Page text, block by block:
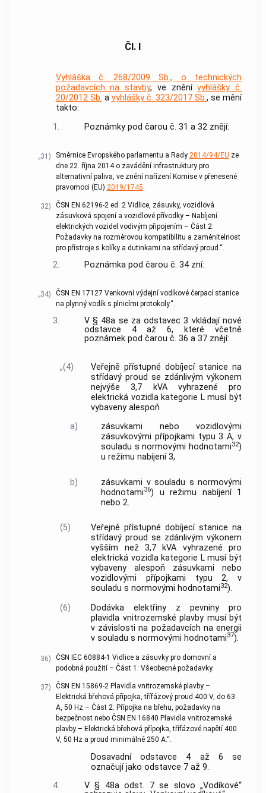
Čl. I
Vyhláška č. 268/2009 Sb., o technických
požadavcích na stavby, ve zněnívyhlášky č.
20/2012 Sb. a vyhlášky č. 323/2017 Sb., se mění
takto:
1.
Poznámky pod čarou č. 31 a 32 znějí:
„31) Směrnice Evropského parlamentu a Rady 2014/94/EU ze
dne 22. října 2014 o zavádění infrastruktury pro
alternativní paliva, ve znění nařízení Komise v přenesené
pravomoci (EU) 2019/1745.
32)
ČSN EN 62196-2 ed. 2 Vidlice, zásuvky, vozidlová
zásuvková spojení a vozidlové přívodky – Nabíjení
elektrických vozidel vodivým připojením – Část 2:
Požadavky na rozměrovou kompatibilitu a zaměnitelnost
pro přístroje s kolíky a dutinkami na střídavý proud.“.
2. Poznámka pod čarou č. 34 zní:
„34)
ČSN EN 17127 Venkovní výdejní vodíkové čerpací stanice
na plynný vodík s plnicími protokoly.“.
3.
V § 48a se za odstavec 3 vkládají nové
odstavce 4 až 6, které včetně
poznámek pod čarou č. 36 a 37 znějí:
„(4)
Veřejně přístupné dobíjecí stanice na
střídavý proud se zdánlivým výkonem
nejvýše 3,7 kVA vyhrazené pro
elektrická vozidla kategorie L musí být
vybaveny alespoň
a)
zásuvkami nebo vozidlovými
zásuvkovými přípojkami typu 3 A, v
souladu s normovými hodnotami32)
u režimu nabíjení 3,
b)
zásuvkami v souladu s normovými
hodnotami36) u režimu nabíjení 1
nebo 2.
(5)
Veřejně přístupné dobíjecí stanice na
střídavý proud se zdánlivým výkonem
vyšším než 3,7 kVA vyhrazené pro
elektrická vozidla kategorie L musí být
vybaveny alespoň zásuvkami nebo
vozidlovými přípojkami typu 2, v
souladu s normovými hodnotami32).
(6)
Dodávka elektřiny z pevniny pro
plavidla vnitrozemské plavby musí být
v závislosti na požadavcích na energii
v souladu s normovými hodnotami37).
36)
ČSN IEC 60884-1 Vidlice a zásuvky pro domovní a
podobná použití – Část 1: Všeobecné požadavky.
37)
ČSN EN 15869-2 Plavidla vnitrozemské plavby –
Elektrická břehová přípojka, třífázový proud 400 V, do 63
A, 50 Hz – Část 2: Přípojka na břehu, požadavky na
bezpečnost nebo ČSN EN 16840 Plavidla vnitrozemské
plavby – Elektrická břehová přípojka, třífázové napětí 400
V, 50 Hz a proud minimálně 250 A.“.
Dosavadní odstavce 4 až 6 se
označují jako odstavce 7 až 9.
4.
V § 48a odst. 7 se slovo „Vodíkové“